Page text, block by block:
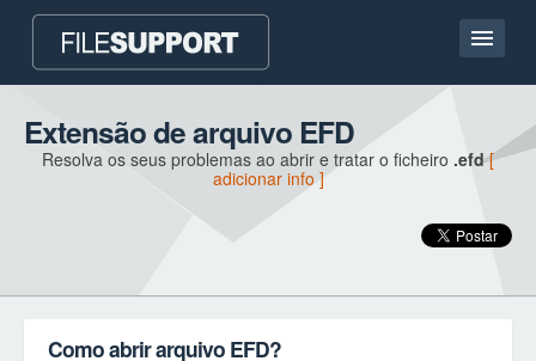
Casa
Contato
Extensão de arquivo EFD
Resolva os seus problemas ao abrir e tratar o ficheiro .efd [
adicionar info ]
Como abrir arquivo EFD?